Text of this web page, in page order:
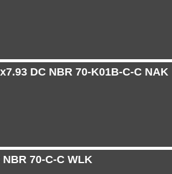
DC NBR 70-K01B-C-C NAK
70-C-C WLK